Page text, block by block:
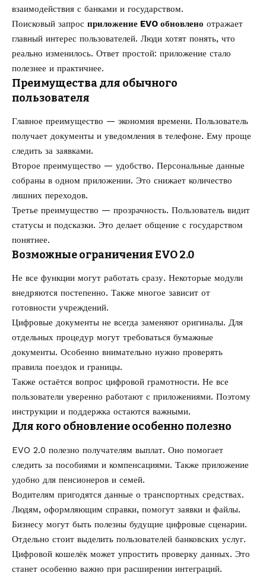
взаимодействия с банками и государством.
Поисковый запрос приложение EVO обновлено отражает
главный интерес пользователей. Люди хотят понять, что
реально изменилось. Ответ простой: приложение стало
полезнее и практичнее.
Преимущества для обычного
пользователя
Главное преимущество — экономия времени. Пользователь
получает документы и уведомления в телефоне. Ему проще
следить за заявками.
Второе преимущество — удобство. Персональные данные
собраны в одном приложении. Это снижает количество
лишних переходов.
Третье преимущество — прозрачность. Пользователь видит
статусы и подсказки. Это делает общение с государством
понятнее.
Возможные ограничения EVO 2.0
Не все функции могут работать сразу. Некоторые модули
внедряются постепенно. Также многое зависит от
готовности учреждений.
Цифровые документы не всегда заменяют оригиналы. Для
отдельных процедур могут требоваться бумажные
документы. Особенно внимательно нужно проверять
правила поездок и границы.
Также остаётся вопрос цифровой грамотности. Не все
пользователи уверенно работают с приложениями. Поэтому
инструкции и поддержка остаются важными.
Для кого обновление особенно полезно
EVO 2.0 полезно получателям выплат. Оно помогает
следить за пособиями и компенсациями. Также приложение
удобно для пенсионеров и семей.
Водителям пригодятся данные о транспортных средствах.
Людям, оформляющим справки, помогут заявки и файлы.
Бизнесу могут быть полезны будущие цифровые сценарии.
Отдельно стоит выделить пользователей банковских услуг.
Цифровой кошелёк может упростить проверку данных. Это
станет особенно важно при расширении интеграций.